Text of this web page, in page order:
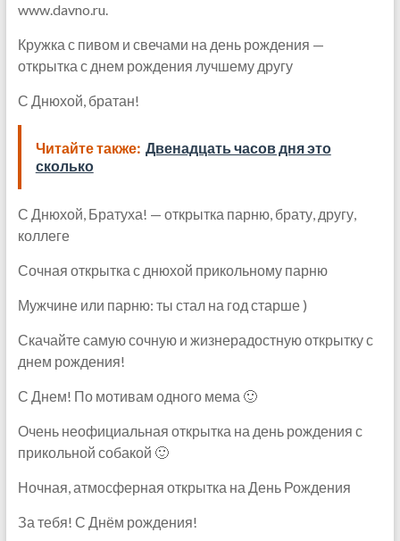
www.davno.ru.
Кружка с пивом и свечами на день рождения —
открытка с днем рождения лучшему другу
С Днюхой, братан!
Читайте также: Двенадцать часов дня это
сколько
С Днюхой, Братуха! — открытка парню, брату, другу,
коллеге
Сочная открытка с днюхой прикольному парню
Мужчине или парню: ты стал на год старше )
Скачайте самую сочную и жизнерадостную открытку с
днем рождения!
С Днем! По мотивам одного мема 🙂
Очень неофициальная открытка на день рождения с
прикольной собакой 🙂
Ночная, атмосферная открытка на День Рождения
За тебя! С Днём рождения!